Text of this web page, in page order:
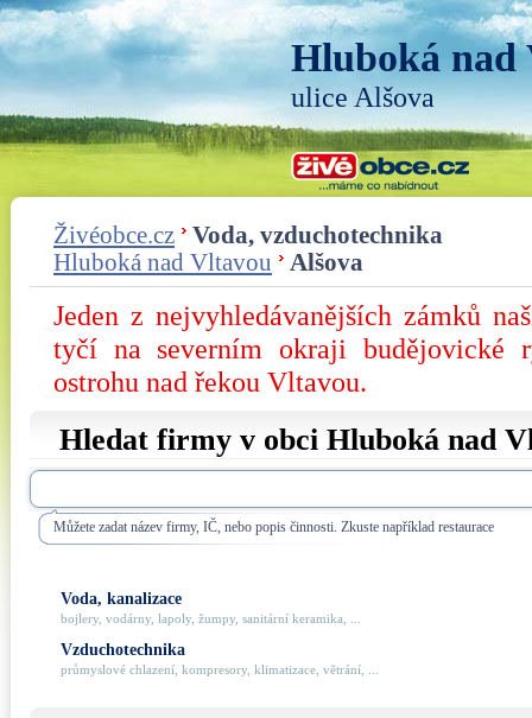
Hluboká nad
ulice Alšova
Živéobce.cz
Voda, vzduchotechnika
Hluboká nad Vltavou
Alšova
Jeden z nejvyhledávanějších zámků
tyčí na severním okraji budějovické
ostrohu nad řekou Vltavou.
Hledat firmy v obci Hluboká nad
Můžete zadat název firmy, IČ, nebo popis činnosti. Zkuste například restaurace
Voda, kanalizace
bojlery, vodárny, lapoly, žumpy, sanitární keramika, ...
Vzduchotechnika
průmyslové chlazení, kompresory, klimatizace, větrání, ...